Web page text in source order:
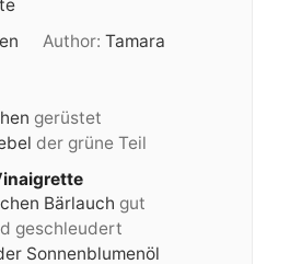
Author:Tamara
gerüstet
der grüne Teil
Bärlauch gut
geschleudert
Sonnenblumenöl